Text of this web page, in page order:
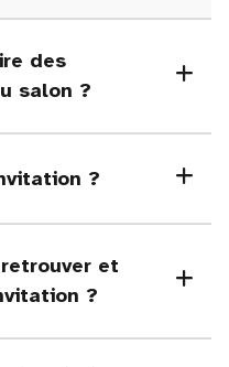
des
salon ?
?
et
?